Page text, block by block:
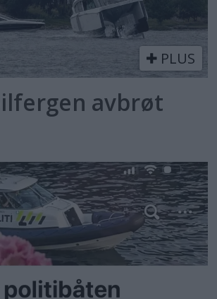
PLUS
avbrøt